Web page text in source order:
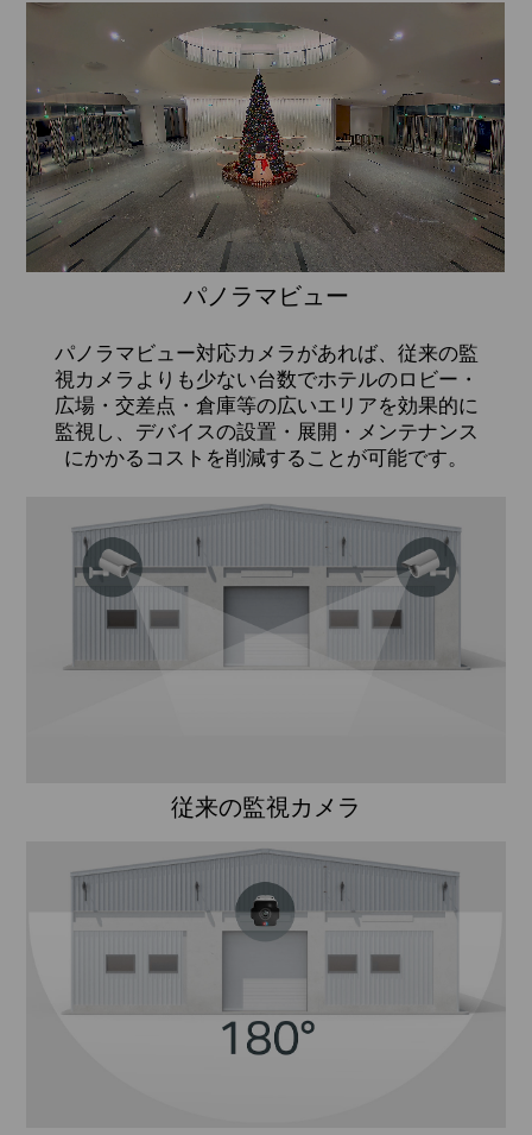
パノラマビュー
パノラマビュー対応カメラがあれば、従来の監
視カメラよりも少ない台数でホテルのロビー・
広場・交差点・倉庫等の広いエリアを効果的に
監視し、デバイスの設置・展開・メンテナンス
にかかるコストを削減することが可能です。
従来の監視カメラ